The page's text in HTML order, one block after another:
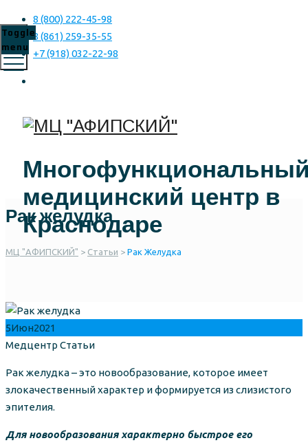
8 (800) 222-45-98
8 (861) 259-35-55
+7 (918) 032-22-98
медицинский центр в
Краснодаре
Toggle
menu
Рак желудка
МЦ "АФИПСКИЙ" > Статьи > Рак Желудка
5Июн2021
Author
Медцентр Categories
Статьи
Рак желудка – это новообразование, которое имеет
злокачественный характер и формируется из слизистого
эпителия.
Для новообразования характерно быстрое его